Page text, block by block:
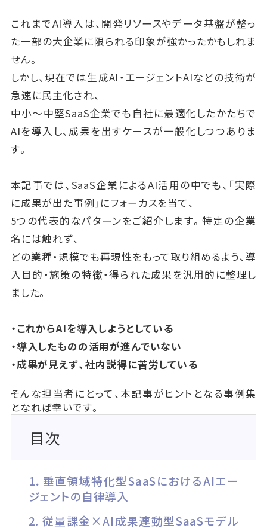
これまでAI導入は、開発リソースやデータ基盤が整っ
た一部の大企業に限られる印象が強かったかもしれま
せん。
しかし、現在では生成AI・エージェントAIなどの技術が
急速に民主化され、
中小〜中堅SaaS企業でも自社に最適化したかたちで
AIを導入し、成果を出すケースが一般化しつつありま
す。
本記事では、SaaS企業によるAI活用の中でも、「実際
に成果が出た事例」にフォーカスを当て、
5つの代表的なパターンをご紹介します。特定の企業
名には触れず、
どの業種・規模でも再現性をもって取り組めるよう、導
入目的・施策の特徴・得られた成果を汎用的に整理し
ました。
・これからAIを導入しようとしている
・導入したものの活用が進んでいない
・成果が見えず、社内説得に苦労している
そんな担当者にとって、本記事がヒントとなる事例集
となれば幸いです。
目次
1．垂直領域特化型SaaSにおけるAIエー
ジェントの自律導入
2. 従量課金×AI成果連動型SaaSモデル